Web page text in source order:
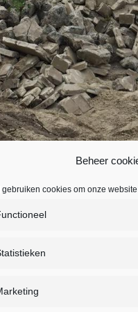
Beheer
gebruiken cookies om onze